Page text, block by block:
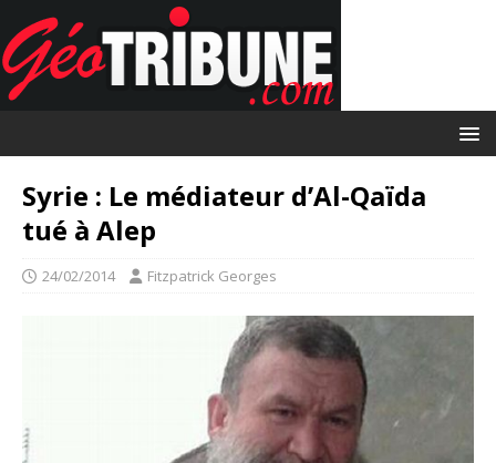
Syrie : Le médiateur d’Al-Qaïda
tué à Alep
24/02/2014 Fitzpatrick Georges